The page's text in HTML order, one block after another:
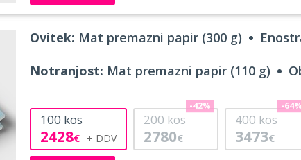
Ovitek: Mat premazni papir (300 g)
Notranjost: Mat premazni papir (110 g)
100 kos
2428€
200 kos
2780€
-42%
400 kos
3473€
-64%